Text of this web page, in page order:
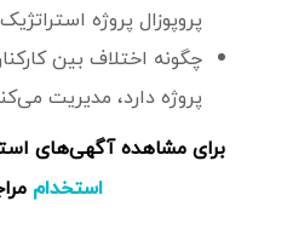
پروپوزال پروژه
چگونه اختلاف بین
پروژه دارد، مدیریت
برای مشاهده آگهی‌های
استخدام